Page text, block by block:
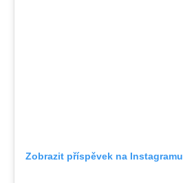
Zobrazit příspěvek na Instagramu